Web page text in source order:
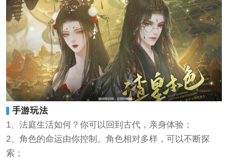
手游玩法
1、法庭生活如何？你可以回到古代，亲身体验；
2、角色的命运由你控制。角色相对多样，可以不断探
索；